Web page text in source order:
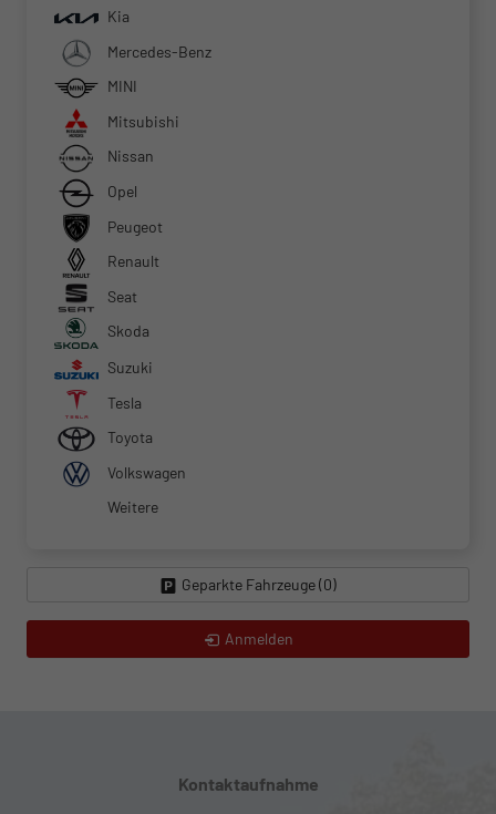
Kia
Mercedes-Benz
MINI
Mitsubishi
Nissan
Opel
Peugeot
Renault
Seat
Skoda
Suzuki
Tesla
Toyota
Volkswagen
Weitere
Geparkte Fahrzeuge (0)
Anmelden
Kontaktaufnahme